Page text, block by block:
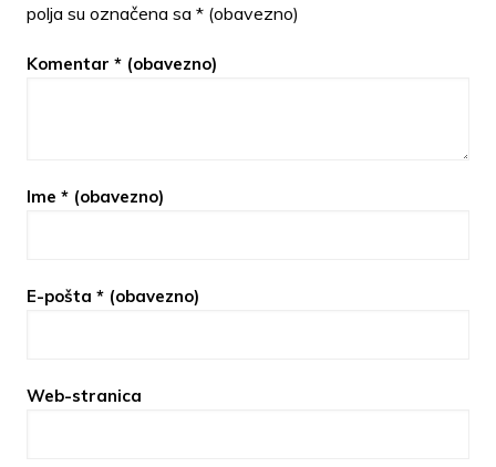
polja su označena sa * (obavezno)
Komentar * (obavezno)
Ime * (obavezno)
E-pošta * (obavezno)
Web-stranica